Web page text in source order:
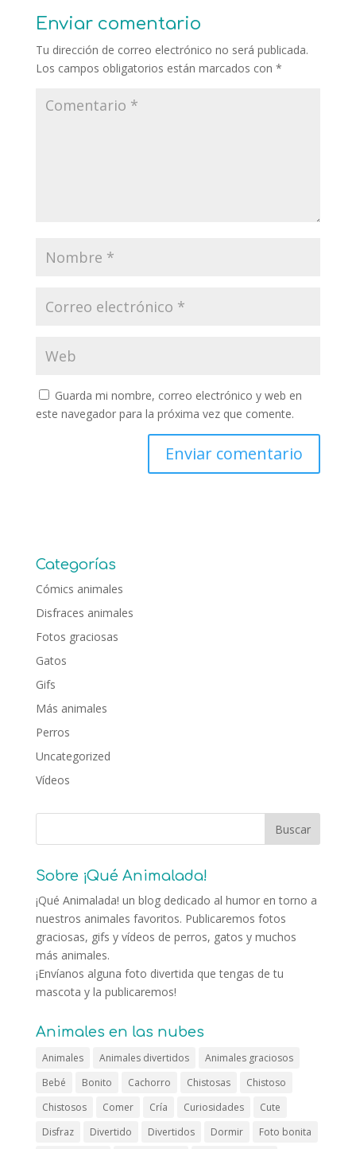
Enviar comentario
Tu dirección de correo electrónico no será publicada.
Los campos obligatorios están marcados con *
Guarda mi nombre, correo electrónico y web en
este navegador para la próxima vez que comente.
Categorías
Cómics animales
Disfraces animales
Fotos graciosas
Gatos
Gifs
Más animales
Perros
Uncategorized
Vídeos
Sobre ¡Qué Animalada!
¡Qué Animalada! un blog dedicado al humor en torno a
nuestros animales favoritos. Publicaremos fotos
graciosas, gifs y vídeos de perros, gatos y muchos
más animales.
¡Envíanos alguna foto divertida que tengas de tu
mascota y la publicaremos!
Animales en las nubes
Animales Animales divertidos
Animales graciosos
Bebé
Bonito Cachorro Chistosas
Chistoso
Chistosos
Comer Cría Curiosidades
Cute
Disfraz
Divertido Divertidos Dormir
Foto bonita